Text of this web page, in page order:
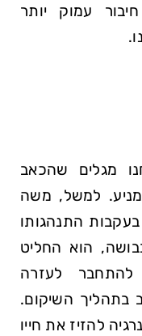
עמוק יותר
מגלים שהכאב
מניע. למשל, משה
התנהגותו
הוא החליט
לעזרה
בתהליך השיקום.
להזיז את חייו